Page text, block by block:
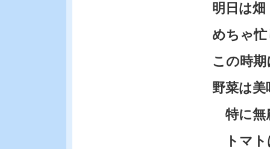
明日は畑
めちゃ忙
この時期
野菜は美
特に無
トマトは